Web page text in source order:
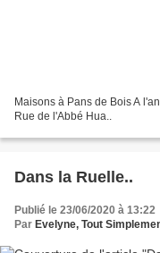
Maisons à Pans de Bois A
Rue de l'Abbé Hua..
Dans la Ruelle..
Publié le 23/06/2020 à 13:22
Par Evelyne, Tout